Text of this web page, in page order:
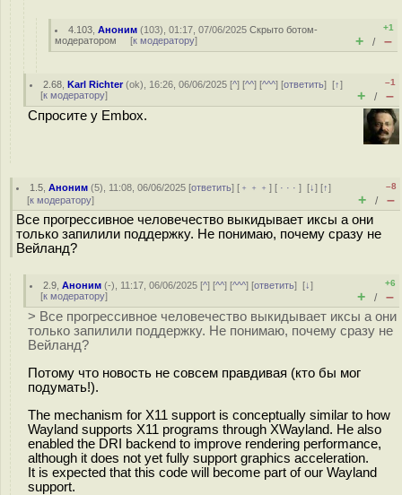
4.103 ,Аноним (103), 01:17, 07/06/2025Скрыто ботом-
модератором [к модератору]
+1
+ / –
2.68 ,Karl Richter(ok), 16:26, 06/06/2025 [^] [^^] [^^^] [ответить][↑]
[к модератору]
–1
+ / –
Спросите у Embox.
1.5 ,Аноним (5), 11:08, 06/06/2025 [ответить] [ ﹢﹢﹢] [ · · ·][↓] [↑]
[к модератору]
–8
+ / –
Все прогрессивное человечество выкидывает иксы а они
только запилили поддержку. Не понимаю, почему сразу не
Вейланд?
2.9 ,Аноним (-), 11:17, 06/06/2025 [^] [^^] [^^^] [ответить][↓]
[к модератору]
+6
+ / –
> Все прогрессивное человечество выкидывает иксы а они
только запилили поддержку. Не понимаю, почему сразу не
Вейланд?
Потому что новость не совсем правдивая (кто бы мог
подумать!).
The mechanism for X11 support is conceptually similar to how
Wayland supports X11 programs through XWayland. He also
enabled the DRI backend to improve rendering performance,
although it does not yet fully support graphics acceleration.
It is expected that this code will become part of our Wayland
support.